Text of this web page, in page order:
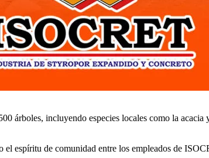
árboles, incluyendo especies locales como la
espíritu de comunidad entre los empleados de